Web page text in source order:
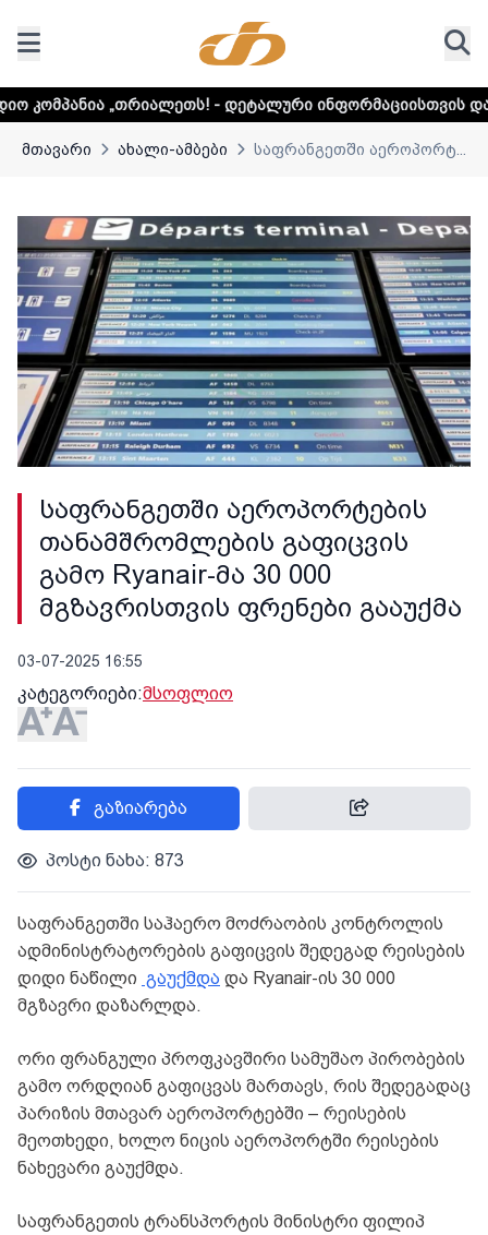
- დეტალური ინფორმაციისთვის დააკლიკეთ ლინკს
მთავარი ახალი-ამბები საფრანგეთში აეროპორტ...
საფრანგეთში აეროპორტების
თანამშრომლების გაფიცვის
გამო Ryanair-მა 30 000
მგზავრისთვის ფრენები გააუქმა
03-07-2025 16:55
კატეგორიები:მსოფლიო
გაზიარება
პოსტი ნახა: 873
საფრანგეთში საჰაერო მოძრაობის კონტროლის
ადმინისტრატორების გაფიცვის შედეგად რეისების
დიდი ნაწილი გაუქმდა და Ryanair-ის 30 000
მგზავრი დაზარლდა.
ორი ფრანგული პროფკავშირი სამუშაო პირობების
გამო ორდღიან გაფიცვას მართავს, რის შედეგადაც
პარიზის მთავარ აეროპორტებში – რეისების
მეოთხედი, ხოლო ნიცის აეროპორტში რეისების
ნახევარი გაუქმდა.
საფრანგეთის ტრანსპორტის მინისტრი ფილიპ